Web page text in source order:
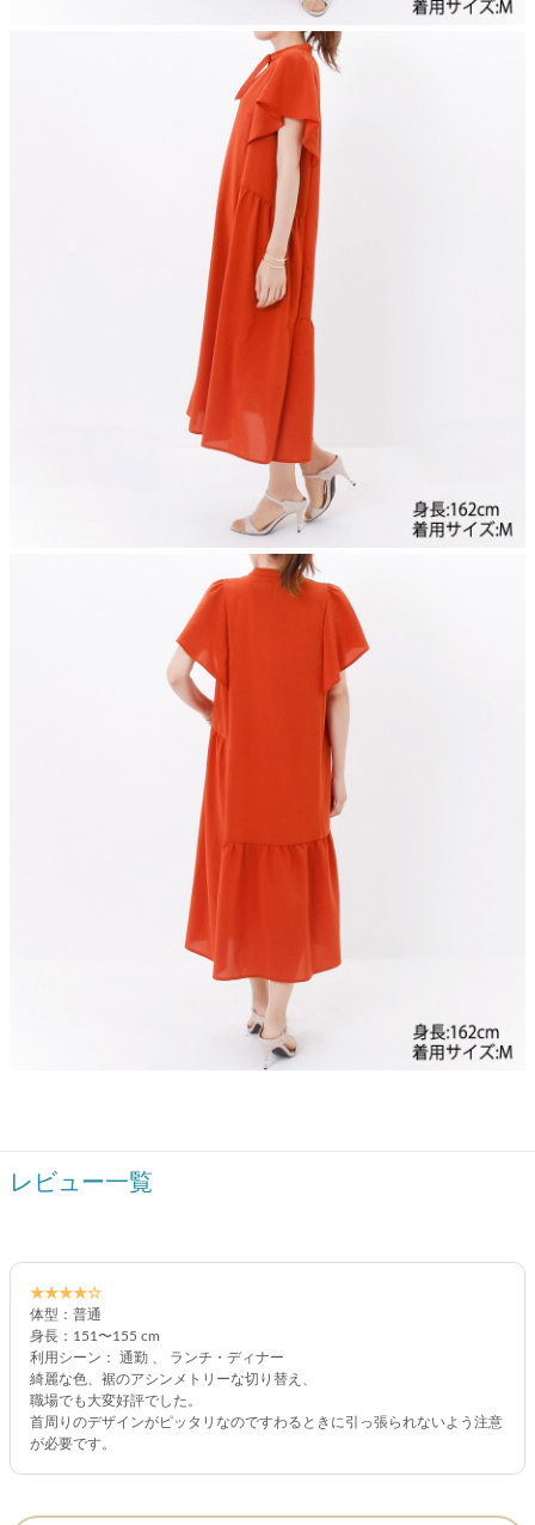
レビュー一覧
★★★★☆
体型：普通
身長：151〜155 cm
利用シーン： 通勤 、 ランチ・ディナー
綺麗な色、裾のアシンメトリーな切り替え、
職場でも大変好評でした。
首周りのデザインがピッタリなのですわるときに引っ張られないよう注意
が必要です。